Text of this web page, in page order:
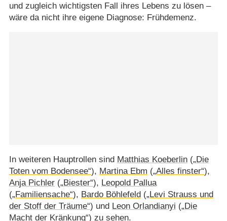
und zugleich wichtigsten Fall ihres Lebens zu lösen –
wäre da nicht ihre eigene Diagnose: Frühdemenz.
In weiteren Hauptrollen sind Matthias Koeberlin(„Die
Toten vom Bodensee“), Martina Ebm („Alles finster“),
Anja Pichler(„Biester“), Leopold Pallua
(„Familiensache“), Bardo Böhlefeld(„Levi Strauss und
der Stoff der Träume“) und Leon Orlandianyi („Die
Macht der Kränkung“) zu sehen.